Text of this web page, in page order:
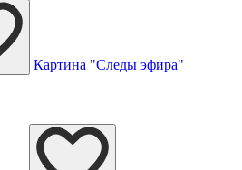
Картина "Следы эфира"